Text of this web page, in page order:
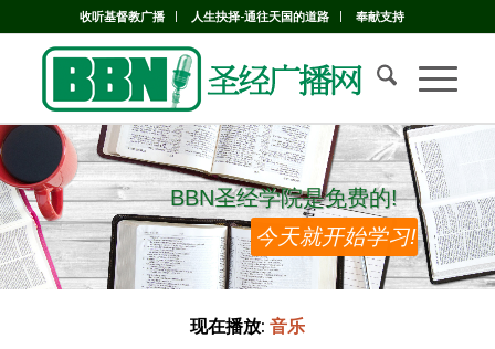
收听基督教广播 人生抉择-通往天国的道路 奉献支持
BBN圣经学院是免费的!
BBN圣经学院是免费的!
今天就开始学习!
现在播放: 音乐